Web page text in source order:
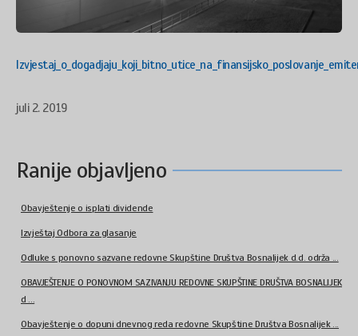
juli 2. 2019
Ranije objavljeno
Obavještenje o isplati dividende
Izvještaj Odbora za glasanje
Odluke s ponovno sazvane redovne Skupštine Društva Bosnalijek d.d. održa ...
OBAVJEŠTENJE O PONOVNOM SAZIVANJU REDOVNE SKUPŠTINE DRUŠTVA BOSNALIJEK
d ...
Obavještenje o dopuni dnevnog reda redovne Skupštine Društva Bosnalijek ...